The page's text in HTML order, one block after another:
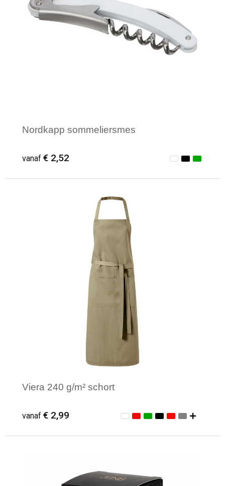
Nordkapp sommeliersmes
vanaf € 2,52
Minimale afname: 1
Viera 240 g/m² schort
vanaf € 2,99
Minimale afname: 1